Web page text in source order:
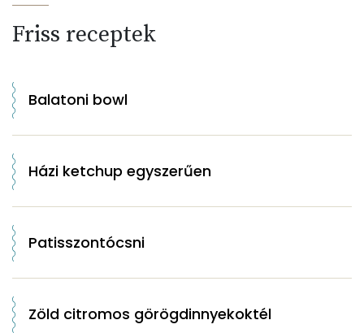
Friss receptek
Balatoni bowl
Házi ketchup egyszerűen
Patisszontócsni
Zöld citromos görögdinnyekoktél